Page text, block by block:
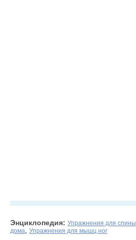
Энциклопедия: Упражнения для спины
дома
Упражнения для мышц ног